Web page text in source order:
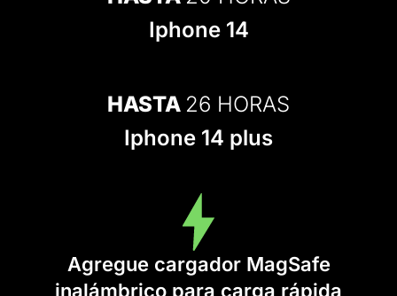
Iphone 14
HASTA 26 HORAS
Iphone 14 plus
Agregue cargador MagSafe
inalámbrico para carga rápida